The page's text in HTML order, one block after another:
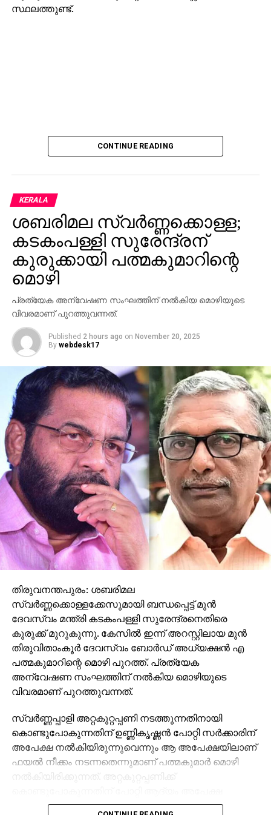
സ്ഥലത്തുണ്ട്.
CONTINUE READING
KERALA
ശബരിമല സ്വര്‍ണ്ണക്കൊള്ള;
കടകംപള്ളി സുരേന്ദ്രന്
കുരുക്കായി പത്മകുമാറിന്റെ
മൊഴി
പ്രത്യേക അന്വേഷണ സംഘത്തിന് നല്‍കിയ മൊഴിയുടെ
വിവരമാണ് പുറത്തുവന്നത്.
Published 2 hours ago on November 20, 2025
By webdesk17
തിരുവനന്തപുരം: ശബരിമല
സ്വര്‍ണ്ണക്കൊള്ളക്കേസുമായി ബന്ധപ്പെട്ട് മുന്‍
ദേവസ്വം മന്ത്രി കടകംപള്ളി സുരേന്ദ്രനെതിരെ
കുരുക്ക് മുറുകുന്നു. കേസില്‍ ഇന്ന് അറസ്റ്റിലായ മുന്‍
തിരുവിതാംകൂര്‍ ദേവസ്വം ബോര്‍ഡ് അധ്യക്ഷന്‍ എ
പത്മകുമാറിന്റെ മൊഴി പുറത്ത്. പ്രത്യേക
അന്വേഷണ സംഘത്തിന് നല്‍കിയ മൊഴിയുടെ
വിവരമാണ് പുറത്തുവന്നത്.
സ്വര്‍ണ്ണപ്പാളി അറ്റകുറ്റപ്പണി നടത്തുന്നതിനായി
കൊണ്ടുപോകുന്നതിന് ഉണ്ണികൃഷ്ണന്‍ പോറ്റി സര്‍ക്കാരിന്
അപേക്ഷ നല്‍കിയിരുന്നുവെന്നും ആ അപേക്ഷയിലാണ്
ഫയല്‍ നീക്കം നടന്നതെന്നുമാണ് പത്മകുമാര്‍ മൊഴി
നല്‍കിയിരിക്കുന്നത്. അറ്റകുറ്റപ്പണിക്ക്
നല്‍കിയത് സേര്‍ക്കാരിനാണെന്നാണ് മൊഴിയില്‍